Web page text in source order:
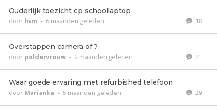
Ouderlijk toezicht op schoollaptop
door hvm - 6 maanden geleden 18
Overstappen camera of ?
door poldervrouw - 2 maanden geleden 23
Waar goede ervaring met refurbished telefoon
door Marianka - 5 maanden geleden 29